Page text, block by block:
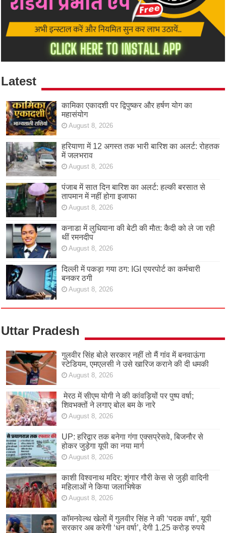
Latest
कामिका एकादशी पर द्विपुष्कर और हर्षण योग का
महासंयोग
August 8, 2026
हरियाणा में 12 अगस्त तक भारी बारिश का अलर्ट: रोहतक
में जलभराव
August 8, 2026
पंजाब में सात दिन बारिश का अलर्ट: हल्की बरसात से
तापमान में नहीं होगा इजाफा
August 8, 2026
कनाडा में लुधियाना की बेटी की माैत: कैदी को ले जा रही
थीं रमनदीप
August 8, 2026
दिल्ली में पकड़ा गया ठग: IGI एयरपोर्ट का कर्मचारी
बनकर ठगी
August 8, 2026
Uttar Pradesh
गुलवीर सिंह बोले सरकार नहीं तो मैं गांव में बनवाऊंगा
स्टेडियम, एमएलसी ने उसे खारिज कराने की दी धमकी
August 8, 2026
मेरठ में सीएम योगी ने की कांवड़ियों पर पुष्प वर्षा;
शिवभक्तों ने लगाए बोल बम के नारे
August 8, 2026
UP: हरिद्वार तक बनेगा गंगा एक्सप्रेसवे, बिजनौर से
होकर जुड़ेगा यूपी का नया मार्ग
August 8, 2026
काशी विश्वनाथ मदिर: शृंगार गौरी केस से जुड़ी वादिनी
महिलाओं ने किया जलाभिषेक
August 8, 2026
कॉमनवेल्थ खेलों में गुलवीर सिंह ने की ‘पदक वर्षा’, यूपी
सरकार अब करेगी ‘धन वर्षा’, देगी 1.25 करोड़ रुपये